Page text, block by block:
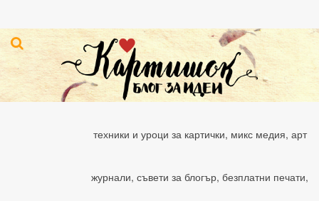
техники и уроци за картички, микс медия, арт
журнали, съвети за блогър, безплатни печати,